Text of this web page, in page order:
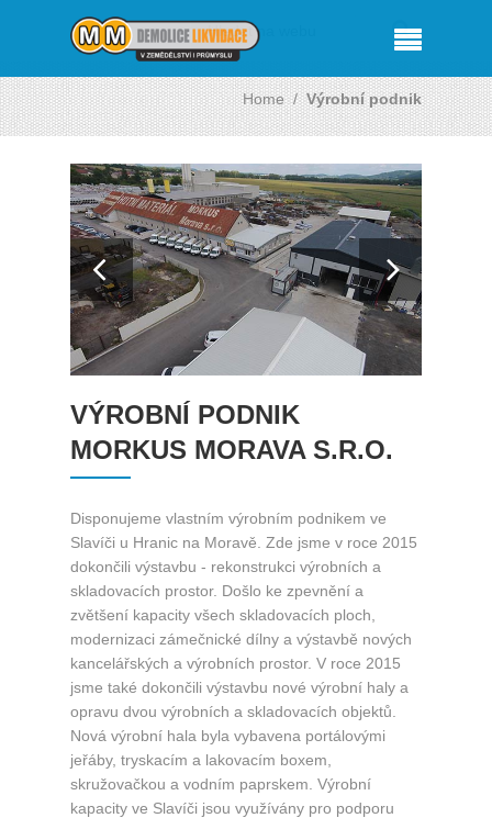
Home /Výrobní podnik
VÝROBNÍ PODNIK
MORKUS MORAVA S.R.O.
Disponujeme vlastním výrobním podnikem ve
Slavíči u Hranic na Moravě. Zde jsme v roce 2015
dokončili výstavbu - rekonstrukci výrobních a
skladovacích prostor. Došlo ke zpevnění a
zvětšení kapacity všech skladovacích ploch,
modernizaci zámečnické dílny a výstavbě nových
kancelářských a výrobních prostor. V roce 2015
jsme také dokončili výstavbu nové výrobní haly a
opravu dvou výrobních a skladovacích objektů.
Nová výrobní hala byla vybavena portálovými
jeřáby, tryskacím a lakovacím boxem,
skružovačkou a vodním paprskem. Výrobní
kapacity ve Slavíči jsou využívány pro podporu